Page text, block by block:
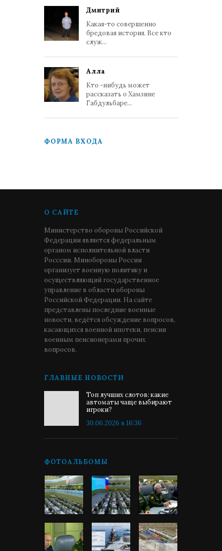
Дмитрий
Какая-то совершенно
бредовая история. Все кто
служ...
Алла
Кто -нибудь может
рассказать о Хамзине
Габдульбаре...
ФОРМА ВХОДА
О САЙТЕ
Министерство обороны Российской
Федерации является федеральным
органом исполнительной власти
Росссии. Минобороны России
организует военную политику и
осуществляющий государственное
управление в области обороны
Российской Федерации. На сайте
представлены последние военные
новости, ведётся обсуждение вопросов,
касающихся военной ипотеки, пенсии
военным пенсионерами прочих
вопросов.
ГЛАВНЫЕ НОВОСТИ
Топ лучших слотов: какие
автоматы чаще выбирают
игроки?
30.06.2026 в 16:36
ФОТОАЛЬБОМЫ